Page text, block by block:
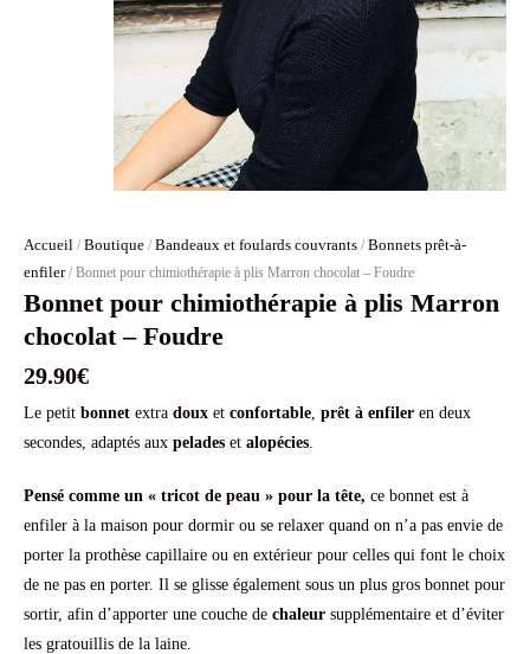
Accueil / Boutique / Bandeaux et foulards couvrants / Bonnets prêt-à-
enfiler/ Bonnet pour chimiothérapie à plis Marron chocolat – Foudre
Bonnet pour chimiothérapie à plis Marron
chocolat – Foudre
29.90€
Le petit bonnet extra doux et confortable, prêt à enfiler en deux
secondes, adaptés aux pelades et alopécies.
Pensé comme un « tricot de peau » pour la tête, ce bonnet est à
enfiler à la maison pour dormir ou se relaxer quand on n’a pas envie de
porter la prothèse capillaire ou en extérieur pour celles qui font le choix
de ne pas en porter. Il se glisse également sous un plus gros bonnet pour
sortir, afin d’apporter une couche de chaleur supplémentaire et d’éviter
les gratouillis de la laine.